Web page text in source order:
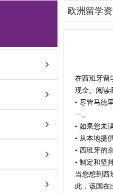
欧洲留学
在西班牙留
现金。阅读
• 尽管马德
一。
• 如果您未
• 从本地提
• 西班牙的
• 制定和坚
当您想到西
此，该国在